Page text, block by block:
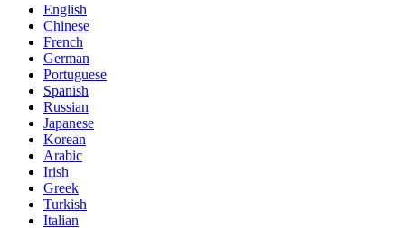
English
Chinese
French
German
Portuguese
Spanish
Russian
Japanese
Korean
Arabic
Irish
Greek
Turkish
Italian